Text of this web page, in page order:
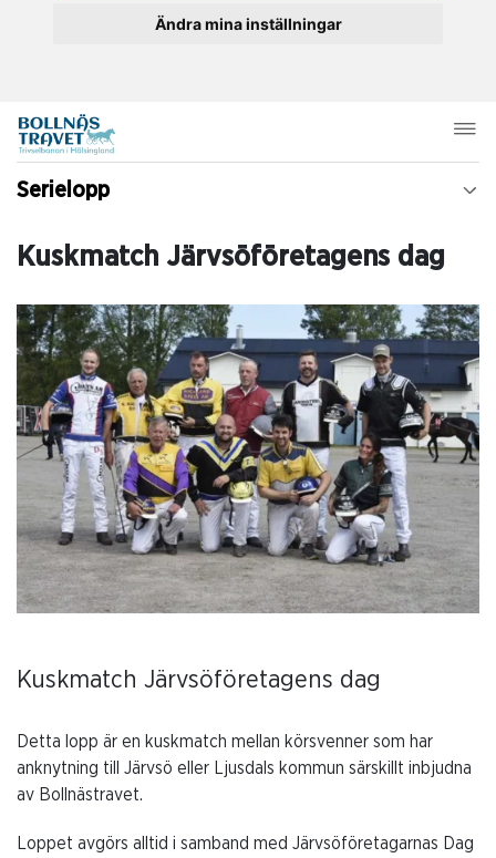
Ändra mina inställningar
Serielopp
Kuskmatch Järvsöföretagens dag ​​​​​​​​​​​​​​​​​​​​​​​​​​​​
Kuskmatch Järvsöföretagens dag​​​​​
Detta lopp är en kuskmatch mellan körsvenner som har
anknytning till Järvsö eller Ljusdals kommun särskillt inbjudna
av Bollnästravet.
Loppet avgörs alltid i samband med Järvsöföretagarnas Dag